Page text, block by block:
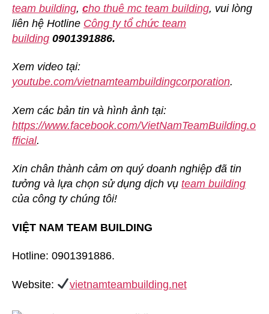
team building, cho thuê mc team building, vui lòng
liên hệ Hotline Công ty tổ chức team
building 0901391886.
Xem video tại:
youtube.com/vietnamteambuildingcorporation.
Xem các bản tin và hình ảnh tại:
https://www.facebook.com/VietNamTeamBuilding.o
fficial.
Xin chân thành cảm ơn quý doanh nghiệp đã tin
tưởng và lựa chọn sử dụng dịch vụ team building
của công ty chúng tôi!
VIỆT NAM TEAM BUILDING
Hotline: 0901391886.
Website: vietnamteambuilding.net